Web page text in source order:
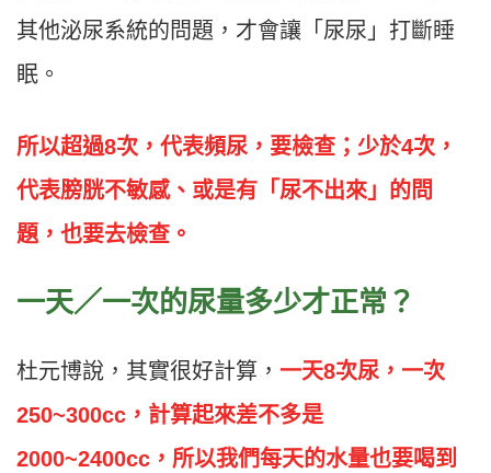
其他泌尿系統的問題，才會讓「尿尿」打斷睡
眠。
所以超過8次，代表頻尿，要檢查；少於4次，
代表膀胱不敏感、或是有「尿不出來」的問
題，也要去檢查。
一天／一次的尿量多少才正常？
杜元博說，其實很好計算， 一天8次尿，一次
250~300cc，計算起來差不多是
2000~2400cc，所以我們每天的水量也要喝到